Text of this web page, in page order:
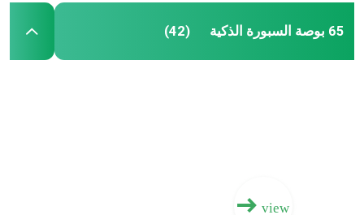
65 بوصة السبورة الذكية (42)
view